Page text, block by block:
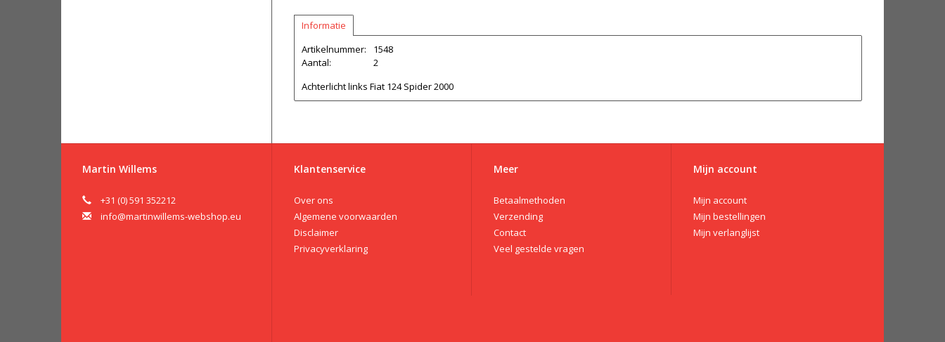
Informatie
Artikelnummer:
1548
Aantal:
2
Achterlicht links Fiat 124 Spider 2000
Martin Willems
+31 (0) 591 352212
info@martinwillems-webshop.eu
Klantenservice
Over ons
Algemene voorwaarden
Disclaimer
Privacyverklaring
Meer
Betaalmethoden
Verzending
Contact
Veel gestelde vragen
Mijn account
Mijn account
Mijn bestellingen
Mijn verlanglijst